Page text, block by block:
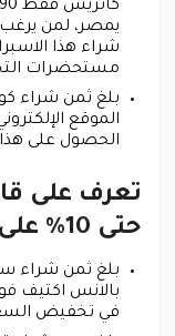
يمصر، لمن
مستحضرات
بلغ ثمن شراء
الحصول على هذا
حتى 10% على منتجات العناية والجمال
في تخفيض